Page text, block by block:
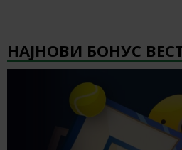
НАЈНОВИ БОНУС